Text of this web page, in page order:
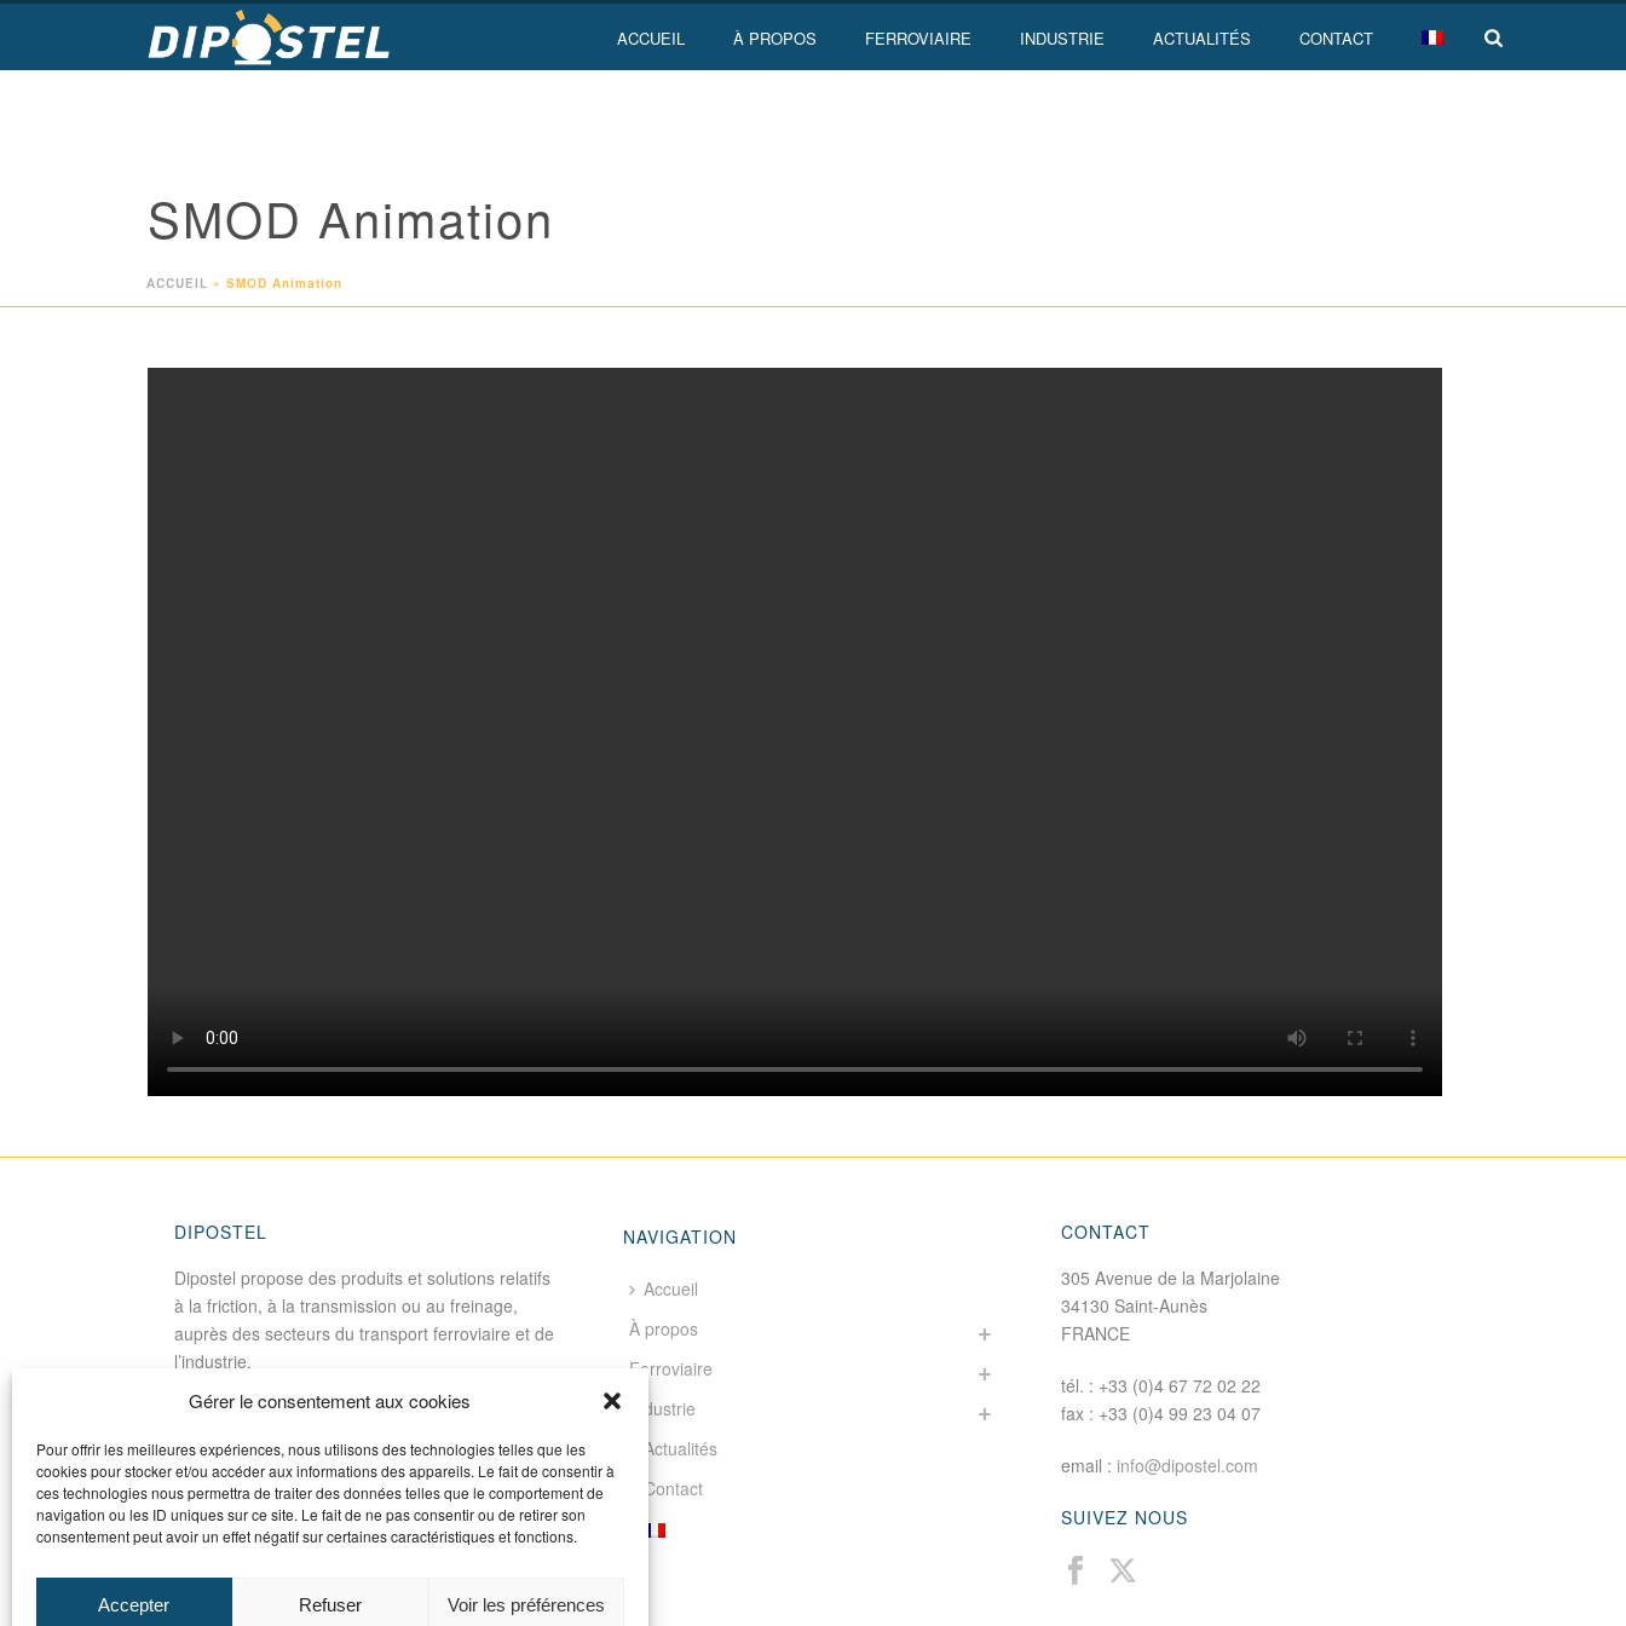
Gérer le consentement aux cookies
Pour offrir les meilleures expériences, nous utilisons des technologies telles que les
cookies pour stocker et/ou accéder aux informations des appareils. Le fait de consentir à
ces technologies nous permettra de traiter des données telles que le comportement de
navigation ou les ID uniques sur ce site. Le fait de ne pas consentir ou de retirer son
consentement peut avoir un effet négatif sur certaines caractéristiques et fonctions.
Accepter Refuser Voir les préférences
ACCUEIL À PROPOS FERROVIAIRE INDUSTRIE ACTUALITÉS CONTACT
SMOD Animation
ACCUEIL » SMOD Animation
DIPOSTEL
Dipostel propose des produits et solutions relatifs
à la friction, à la transmission ou au freinage,
auprès des secteurs du transport ferroviaire et de
l’industrie.
NAVIGATION
Accueil
À propos
Ferroviaire
Industrie
Actualités
Contact
CONTACT
305 Avenue de la Marjolaine
34130 Saint-Aunès
FRANCE
tél. : +33 (0)4 67 72 02 22
fax : +33 (0)4 99 23 04 07
email : info@dipostel.com
SUIVEZ NOUS